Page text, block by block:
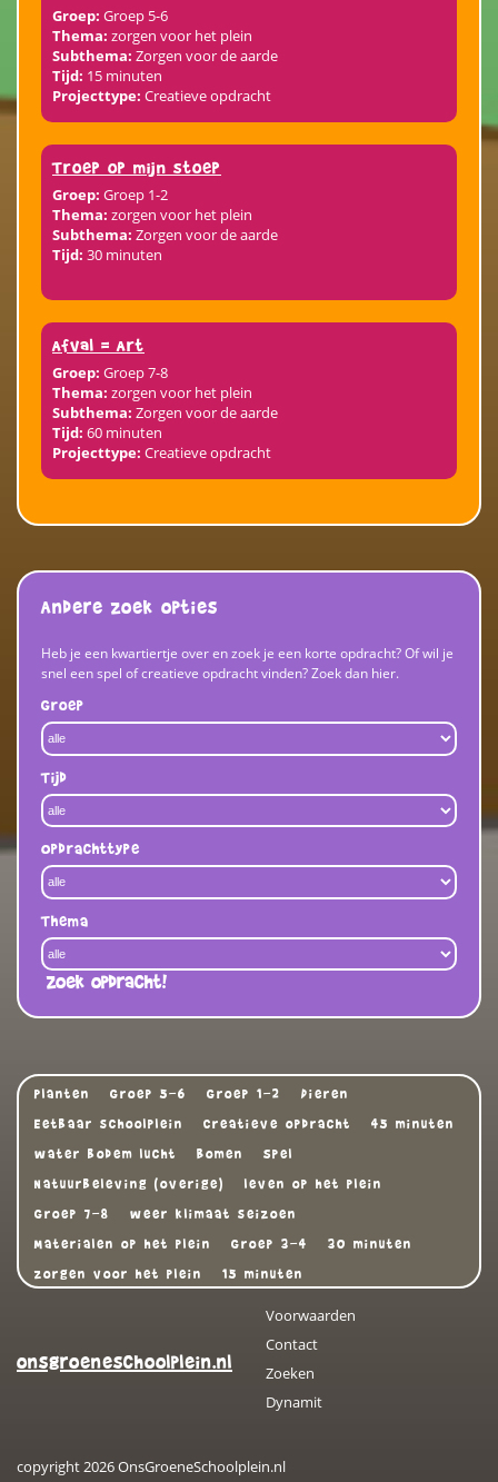
Groep: Groep 5-6
Thema: zorgen voor het plein
Subthema: Zorgen voor de aarde
Tijd: 15 minuten
Projecttype: Creatieve opdracht
Troep op mijn stoep
Groep: Groep 1-2
Thema: zorgen voor het plein
Subthema: Zorgen voor de aarde
Tijd: 30 minuten
Afval = Art
Groep: Groep 7-8
Thema: zorgen voor het plein
Subthema: Zorgen voor de aarde
Tijd: 60 minuten
Projecttype: Creatieve opdracht
Andere zoek opties
Heb je een kwartiertje over en zoek je een korte opdracht? Of wil je
snel een spel of creatieve opdracht vinden? Zoek dan hier.
Groep
Tijd
Opdrachttype
Thema
Zoek opdracht!
Planten Groep 5-6 Groep 1-2
Dieren
Eetbaar schoolplein
Creatieve opdracht
45 minuten
water bodem lucht
Bomen
Spel
Natuurbeleving (overige)
leven op het plein
Groep 7-8
weer klimaat seizoen
Materialen op het plein
Groep 3-4
30 minuten
zorgen voor het plein
15 minuten
onsgroeneschoolplein.nl
Voorwaarden
Contact
Zoeken
Dynamit
copyright 2026 OnsGroeneSchoolplein.nl